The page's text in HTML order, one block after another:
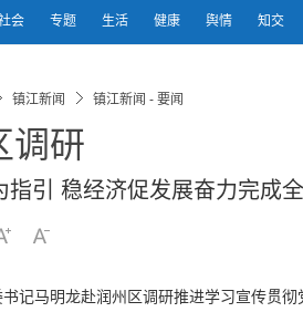
会 专题 生活 健康 舆情 知交
镇江新闻 镇江新闻 - 要闻
调研
指引 稳经济促发展奋力完成
记马明龙赴润州区调研推进学习宣传贯